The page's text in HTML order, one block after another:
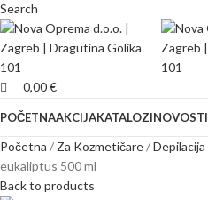
Search
0,00€
POČETNAAKCIJAKATALOZINOVOSTI
Početna Za Kozmetičare Depilacija
eukaliptus 500 ml
Back to products